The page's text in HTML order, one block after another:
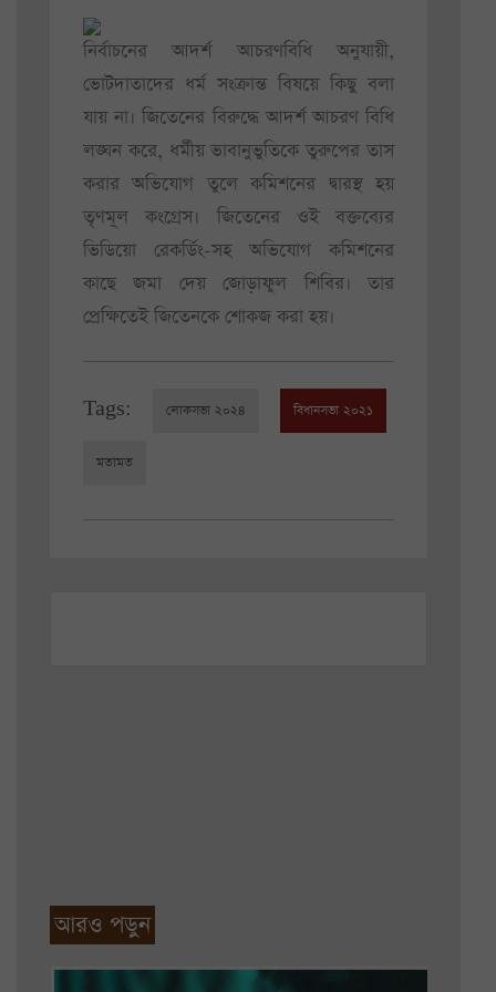
নির্বাচনের আদর্শ আচরণবিধি অনুযায়ী,
ভোটদাতাদের ধর্ম সংক্রান্ত বিষয়ে কিছু বলা
যায় না। জিতেনের বিরুদ্ধে আদর্শ আচরণ বিধি
লঙ্ঘন করে, ধর্মীয় ভাবানুভুতিকে তুরুপের তাস
করার অভিযোগ তুলে কমিশনের দ্বারস্থ হয়
তৃণমূল কংগ্রেস। জিতেনের ওই বক্তব্যের
ভিডিয়ো রেকর্ডিং-সহ অভিযোগ কমিশনের
কাছে জমা দেয় জোড়াফুল শিবির। তার
প্রেক্ষিতেই জিতেনকে শোকজ করা হয়।
Tags: লোকসভা ২০২৪ বিধানসভা ২০২১
মতামত
আরও পড়ুন